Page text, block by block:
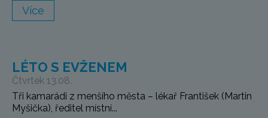
Více
LÉTO S EVŽENEM
Čtvrtek 13.08.
Tři kamarádi z menšího města – lékař František (Martin
Myšička), ředitel místní...